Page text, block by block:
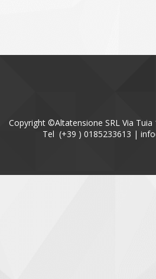
Copyright ©Altatensione SRL Via Tuia
Tel (+39 ) 0185233613 |